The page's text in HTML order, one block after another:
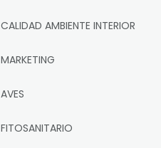
CALIDAD AMBIENTE INTERIOR
MARKETING
AVES
FITOSANITARIO